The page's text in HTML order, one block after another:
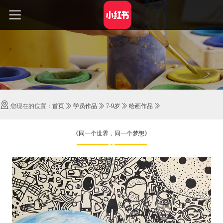
 您现在的位置： 首页  学员作品  7-9岁  绘画作品 
《同一个世界，同一个梦想》《同一个世界，同一个梦想》